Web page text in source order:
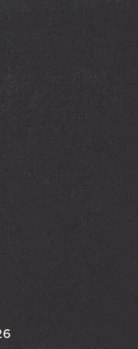
autre fenêtre